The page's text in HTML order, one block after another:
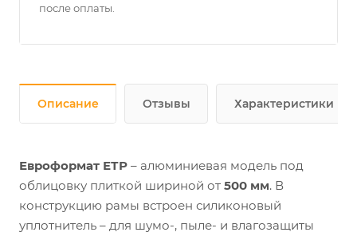
после оплаты.
Описание Отзывы Характеристики
Евроформат ЕТР – алюминиевая модель под
облицовку плиткой шириной от 500 мм. В
конструкцию рамы встроен силиконовый
уплотнитель – для шумо-, пыле- и влагозащиты